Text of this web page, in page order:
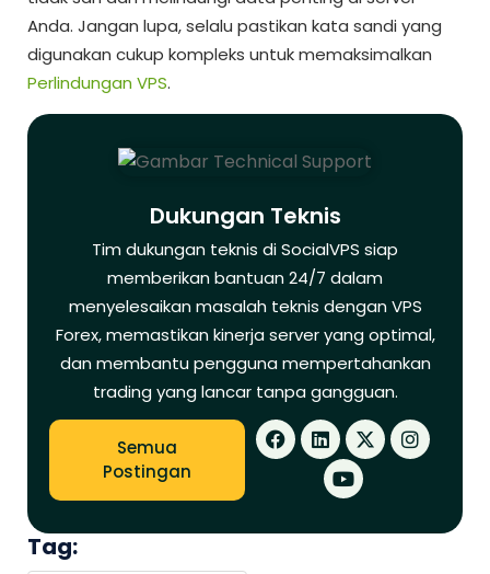
Anda. Jangan lupa, selalu pastikan kata sandi yang
digunakan cukup kompleks untuk memaksimalkan
Perlindungan VPS.
Dukungan Teknis
Tim dukungan teknis di SocialVPS siap
memberikan bantuan 24/7 dalam
menyelesaikan masalah teknis dengan VPS
Forex, memastikan kinerja server yang optimal,
dan membantu pengguna mempertahankan
trading yang lancar tanpa gangguan.
Semua
Postingan
Tag: